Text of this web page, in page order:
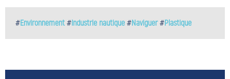
#Environnement #Industrie nautique #Naviguer#Plastique